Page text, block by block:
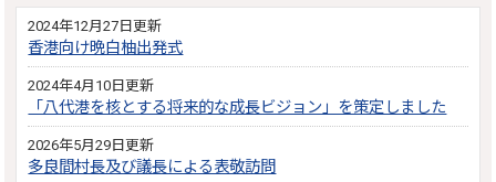
2024年12月27日更新
香港向け晩白柚出発式
2024年4月10日更新
「八代港を核とする将来的な成長ビジョン」を策定しました
2026年5月29日更新
多良間村長及び議長による表敬訪問